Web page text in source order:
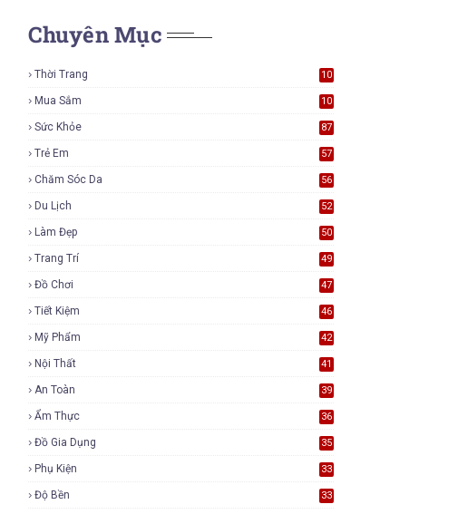
Chuyên Mục
Thời Trang
10
Mua Sắm
10
Sức Khỏe 87
Trẻ Em 57
Chăm Sóc Da 56
Du Lịch 52
Làm Đẹp 50
Trang Trí 49
Đồ Chơi 47
Tiết Kiệm 46
Mỹ Phẩm 42
Nội Thất 41
An Toàn 39
Ẩm Thực 36
Đồ Gia Dụng 35
Phụ Kiện 33
Độ Bền 33